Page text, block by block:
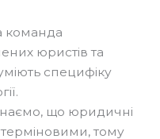
команда
юристів та
специфіку
що юридичні
тому